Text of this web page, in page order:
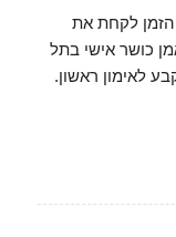
הזמן לקחת את
כושר אישי בתל
לאימון ראשון.